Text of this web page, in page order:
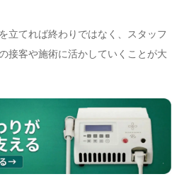
立てれば終わりではなく、スタッフ
接客や施術に活かしていくことが大